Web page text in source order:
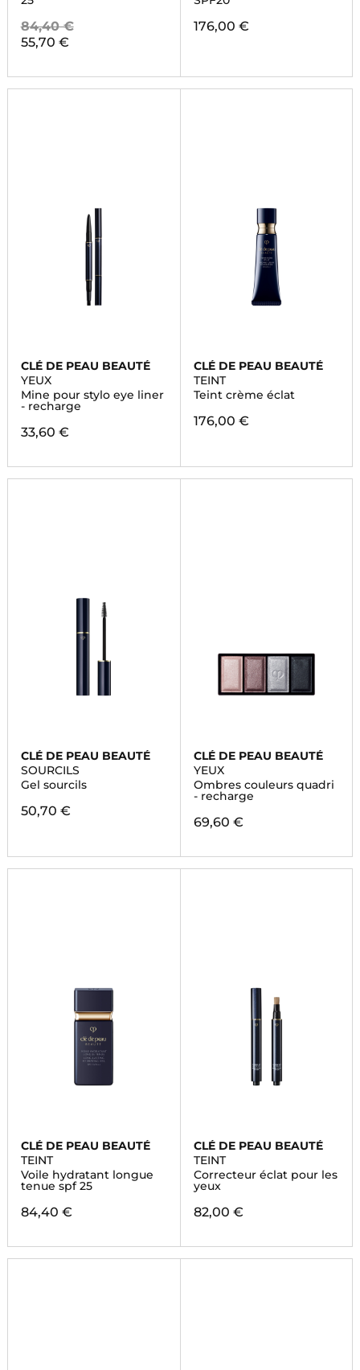
84,40 €
55,70 €
176,00 €
CLÉ DE PEAU BEAUTÉ
YEUX
Mine pour stylo eye liner
- recharge
33,60 €
CLÉ DE PEAU BEAUTÉ
TEINT
Teint crème éclat
176,00 €
CLÉ DE PEAU BEAUTÉ
SOURCILS
Gel sourcils
50,70 €
CLÉ DE PEAU BEAUTÉ
YEUX
Ombres couleurs quadri
- recharge
69,60 €
CLÉ DE PEAU BEAUTÉ
TEINT
Voile hydratant longue
tenue spf 25
84,40 €
CLÉ DE PEAU BEAUTÉ
TEINT
Correcteur éclat pour les
yeux
82,00 €